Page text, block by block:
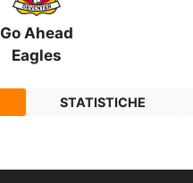
Go Ahead
Eagles
STATISTICHE